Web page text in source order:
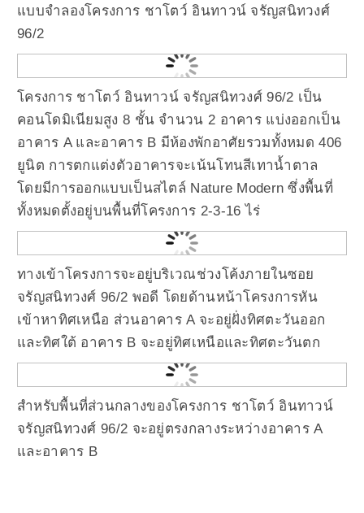
แบบจำลองโครงการ ชาโตว์ อินทาวน์ จรัญสนิทวงศ์
96/2
โครงการ ชาโตว์ อินทาวน์ จรัญสนิทวงศ์ 96/2 เป็น
คอนโดมิเนียมสูง 8 ชั้น จำนวน 2 อาคาร แบ่งออกเป็น
อาคาร A และอาคาร B มีห้องพักอาศัยรวมทั้งหมด 406
ยูนิต การตกแต่งตัวอาคารจะเน้นโทนสีเทาน้ำตาล
โดยมีการออกแบบเป็นสไตล์ Nature Modern ซึ่งพื้นที่
ทั้งหมดตั้งอยู่บนพื้นที่โครงการ 2-3-16 ไร่
ทางเข้าโครงการจะอยู่บริเวณช่วงโค้งภายในซอย
จรัญสนิทวงศ์ 96/2 พอดี โดยด้านหน้าโครงการหัน
เข้าหาทิศเหนือ ส่วนอาคาร A จะอยู่ฝั่งทิศตะวันออก
และทิศใต้ อาคาร B จะอยู่ทิศเหนือและทิศตะวันตก
สำหรับพื้นที่ส่วนกลางของโครงการ ชาโตว์ อินทาวน์
จรัญสนิทวงศ์ 96/2 จะอยู่ตรงกลางระหว่างอาคาร A
และอาคาร B